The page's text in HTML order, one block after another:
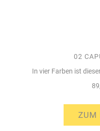
02
In vier Farben ist
ZUM